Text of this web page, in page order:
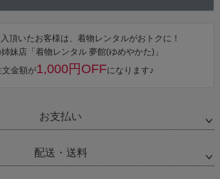
頂いたお客様は、着物レンタルがおトクに！
妹店「着物レンタル 夢館(ゆめやかた)」
文金額が1,000円OFFになります♪
お支払い
配送・送料